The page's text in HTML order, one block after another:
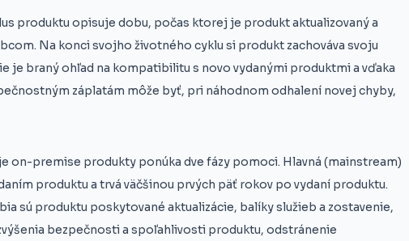
produktu opisuje dobu, počas ktorej je produkt aktualizovaný a
Na konci svojho životného cyklu si produkt zachováva svoju
je braný ohľad na kompatibilitu s novo vydanými produktmi a vďaka
záplatám môže byť, pri náhodnom odhalení novej chyby,
on-premise produkty ponúka dve fázy pomoci. Hlavná (mainstream)
produktu a trvá väčšinou prvých päť rokov po vydaní produktu.
sú produktu poskytované aktualizácie, balíky služieb a zostavenie,
bezpečnosti a spoľahlivosti produktu, odstránenie